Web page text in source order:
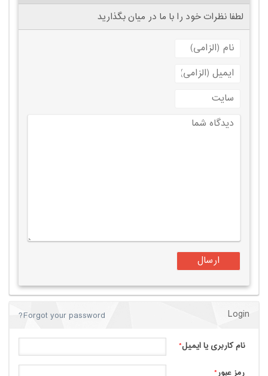
لطفا نظرات خود را با ما در میان بگذارید
Login
Forgot your password?
نام کاربری یا ایمیل*
رمز عبور*